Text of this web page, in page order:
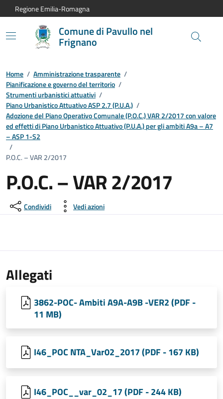
Vai al contenuto principale
Vai alla navigazione del sito
Vai al piede di pagina
Regione Emilia-Romagna
Comune di Pavullo nel
Frignano
Home / Amministrazione trasparente /
Pianificazione e governo del territorio /
Strumenti urbanistici attuativi /
Piano Urbanistico Attuativo ASP 2.7 (P.U.A.) /
Adozione del Piano Operativo Comunale (P.O.C.) VAR 2/2017 con valore
ed effetti di Piano Urbanistico Attuativo (P.U.A.) per gli ambiti A9a – A7
– ASP 1-S2
/
P.O.C. – VAR 2/2017
P.O.C. – VAR 2/2017
Condividi Vedi azioni
Allegati
3862-POC- Ambiti A9A-A9B -VER2 (PDF -
11 MB)
I46_POC NTA_Var02_2017 (PDF - 167 KB)
I46_POC__var_02_17 (PDF - 244 KB)